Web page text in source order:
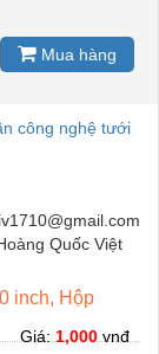
Mua hàng
công nghệ tưới
Quốc Việt
inch, Hộp
Giá:1,000vnđ